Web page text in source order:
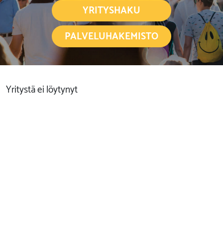
YRITYSHAKU
PALVELUHAKEMISTO
Yritystä ei löytynyt